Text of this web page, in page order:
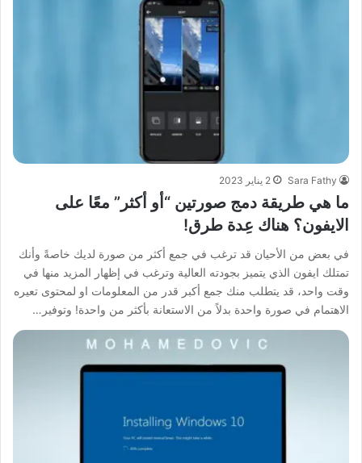
Sara Fathy 2 يناير 2023
ما هي طريقة دمج صورتين “أو أكثر” معًا على
الايفون؟ هناك عِدة طرق!
في بعض من الأحيان قد ترغب في جمع أكثر من صورة لديك خاصةً وأنك
تمتلك ايفون الذي يتميز بجودته العالية وترغب في إظهار المزيد منها في
وقت واحد، قد يتطلب منك جمع أكبر قدر من المعلومات او لمحتوى تعيره
الاهتمام في صورة واحدة بدلاً من الاستعانة بأكثر من واحدة! وتوفير…